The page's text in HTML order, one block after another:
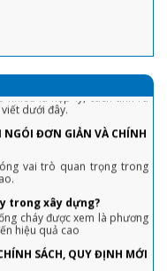
với mái tôn và các loại mái
dưới đây.
NGÓI ĐƠN GIẢN VÀ CHÍNH
vai trò quan trọng trong
trong xây dựng?
cháy được xem là phương
hiệu quả cao
SÁCH, QUY ĐỊNH MỚI
mới có hiệu lực thi hành.